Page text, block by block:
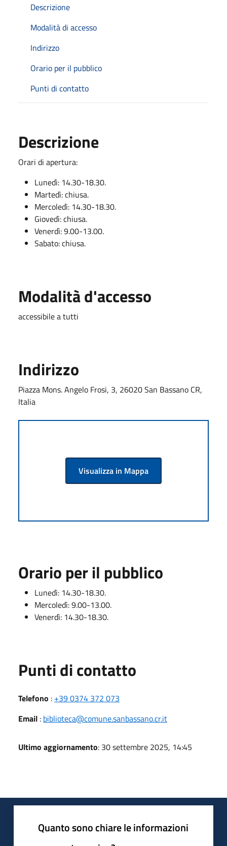
Descrizione
Modalità di accesso
Indirizzo
Orario per il pubblico
Punti di contatto
Descrizione
Orari di apertura:
Lunedì: 14.30-18.30.
Martedì: chiusa.
Mercoledì: 14.30-18.30.
Giovedì: chiusa.
Venerdì: 9.00-13.00.
Sabato: chiusa.
Modalità d'accesso
accessibile a tutti
Indirizzo
Piazza Mons. Angelo Frosi, 3, 26020 San Bassano CR,
Italia
Visualizza in Mappa
Orario per il pubblico
Lunedì: 14.30-18.30.
Mercoledì: 9.00-13.00.
Venerdì: 14.30-18.30.
Punti di contatto
Telefono : +39 0374 372 073
Email : biblioteca@comune.sanbassano.cr.it
Ultimo aggiornamento: 30 settembre 2025, 14:45
Quanto sono chiare le informazioni